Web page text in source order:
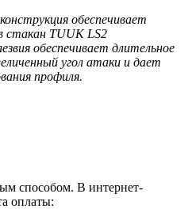
обеспечивает
стакан TUUK LS2
обеспечивает длительное
угол атаки и дает
профиля.
способом. В интернет-
оплаты: